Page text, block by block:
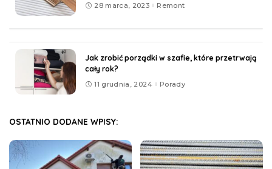
28 marca, 2023 Remont
Jak zrobić porządki w szafie, które przetrwają
cały rok?
11 grudnia, 2024 Porady
OSTATNIO DODANE WPISY: